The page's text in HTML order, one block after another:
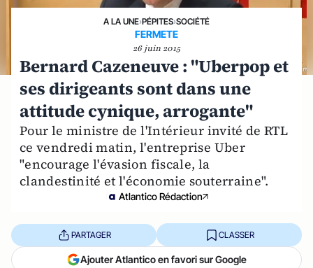
A LA UNE›PÉPITES›SOCIÉTÉ
FERMETE
26 juin 2015
Bernard Cazeneuve : "Uberpop et
ses dirigeants sont dans une
attitude cynique, arrogante"
Pour le ministre de l'Intérieur invité de RTL
ce vendredi matin, l'entreprise Uber
"encourage l'évasion fiscale, la
clandestinité et l'économie souterraine".
Atlantico Rédaction
PARTAGER CLASSER
Ajouter Atlantico en favori sur Google